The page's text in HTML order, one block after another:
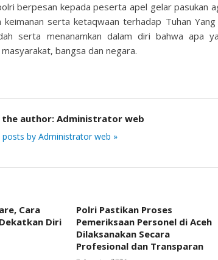
berpesan kepada peserta apel gelar pasukan
serta ketaqwaan terhadap Tuhan
serta menanamkan dalam diri bahwa apa
bangsa dan negara.
author: Administrator web
posts by Administrator web »
Cara
Diri
Polri Pastikan Proses
Pemeriksaan Personel di Aceh
Dilaksanakan Secara
Profesional dan Transparan